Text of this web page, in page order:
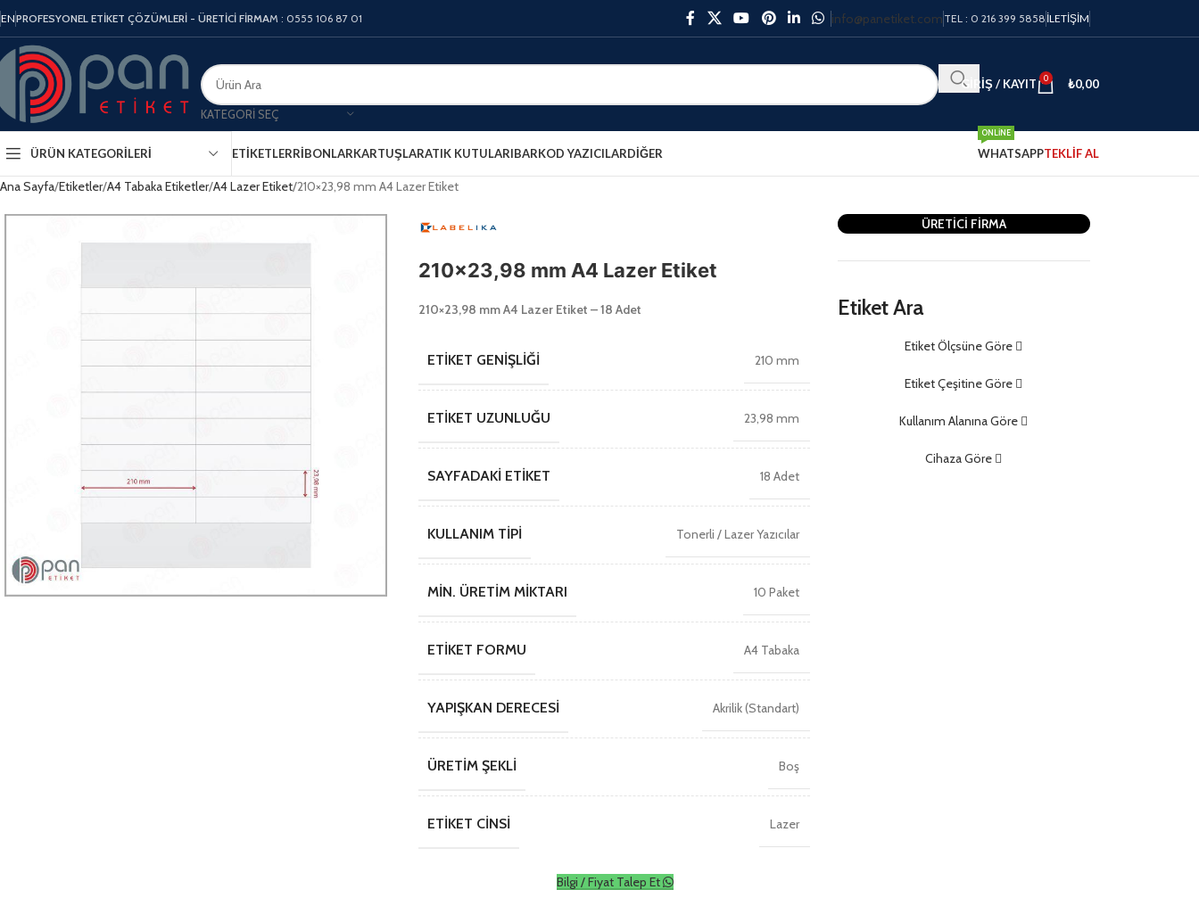
ENPROFESYONEL ETİKET ÇÖZÜMLERİ - ÜRETİCİ FİRMAM : 0555 106 87 01 info@panetiket.com TEL : 0 216 399 5858 İLETIŞIM
KATEGORI SEÇ
GIRIŞ / KAYIT 0 ₺0,00
ÜRÜN KATEGORILERI ETIKETLERRIBONLARKARTUŞLARATIK KUTULARIBARKOD YAZICILARDIĞER WHATSAPP
ONLINE
TEKLİF AL
Ana Sayfa Etiketler A4 Tabaka Etiketler A4 Lazer Etiket 210×23,98 mm A4 Lazer Etiket
210×23,98 mm A4 Lazer Etiket
210×23,98 mm A4 Lazer Etiket – 18 Adet
ETIKET GENIŞLIĞI 210 mm
ETIKET UZUNLUĞU 23,98 mm
SAYFADAKI ETIKET 18 Adet
KULLANIM TIPI Tonerli / Lazer Yazıcılar
MIN. ÜRETIM MIKTARI 10 Paket
ETIKET FORMU A4 Tabaka
YAPIŞKAN DERECESI Akrilik (Standart)
ÜRETIM ŞEKLI Boş
ETIKET CINSI Lazer
Bilgi / Fiyat Talep Et
ÜRETİCİ FİRMA
Etiket Ara
Etiket Ölçsüne Göre
Etiket Çeşitine Göre
Kullanım Alanına Göre
Cihaza Göre